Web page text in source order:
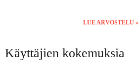
LUE ARVOSTELU »
Käyttäjien kokemuksia